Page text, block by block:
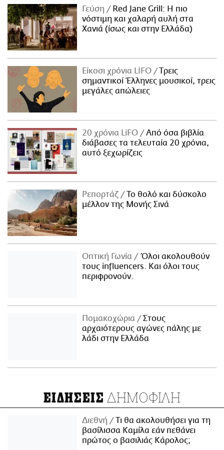
Γεύση
Red Jane Grill: Η πιο
νόστιμη και χαλαρή αυλή στα
Χανιά (ίσως και στην Ελλάδα)
Είκοσι χρόνια LIFO
Tρεις
σημαντικοί Έλληνες μουσικοί, τρεις
μεγάλες απώλειες
20 χρόνια LiFO
Από όσα βιβλία
διάβασες τα τελευταία 20 χρόνια,
αυτό ξεχωρίζεις
Ρεπορτάζ
Το θολό και δύσκολο
μέλλον της Μονής Σινά
Οπτική Γωνία
Όλοι ακολουθούν
τους influencers. Και όλοι τους
περιφρονούν.
Πομακοχώρια
Στους
αρχαιότερους αγώνες πάλης με
λάδι στην Ελλάδα
ΕΙΔΗΣΕΙΣ ΔΗΜΟΦΙΛΗ
Διεθνή
Τι θα ακολουθήσει για τη
βασίλισσα Καμίλα εάν πεθάνει
πρώτος ο βασιλιάς Κάρολος;